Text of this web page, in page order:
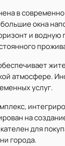
в
окна
и
атмосфере.
услуг.
на
для
города.